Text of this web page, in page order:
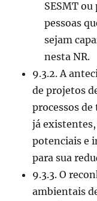
SESMT ou
pessoas
sejam
nesta NR.
9.3.2. A
de projetos
processos
já
potenciais e
para sua
9.3.3. O
ambientais